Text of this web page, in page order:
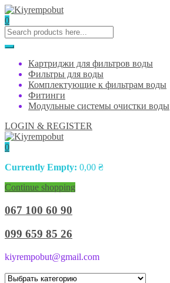
0
Картриджи для фильтров воды
Фильтры для воды
Комплектующие к фильтрам воды
Фитинги
Модульные системы очистки воды
LOGIN & REGISTER
0
Currently Empty: 0,00 ₴
Continue shopping
067 100 60 90
099 659 85 26
kiyrempobut@gmail.com